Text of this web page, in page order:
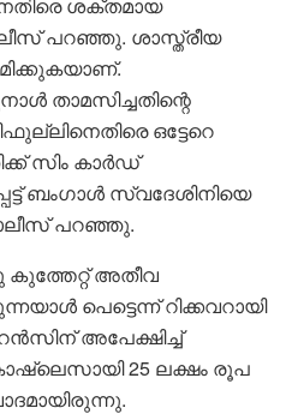
പറഞ്ഞു. ശാസ്ത്രീയ
താമസിച്ചതിന്റെ
ഒട്ടേറെ
സിം കാർഡ്
ബംഗാൾ സ്വദേശിനിയെ
പറഞ്ഞു.
അതീവ
പെട്ടെന്ന് റിക്കവറായി
അപേക്ഷിച്ച്
25 ലക്ഷം രൂപ